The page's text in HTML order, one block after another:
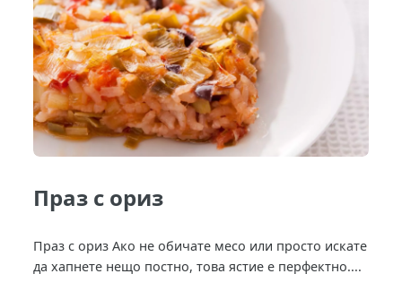
Праз с ориз
Праз с ориз Ако не обичате месо или просто искате
да хапнете нещо постно, това ястие е перфектно....